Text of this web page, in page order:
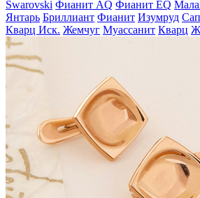
Swarovski Фианит AQ Фианит EQ
Янтарь Бриллиант Фианит Изумруд
Кварц Иск. Жемчуг Муассанит Кварц